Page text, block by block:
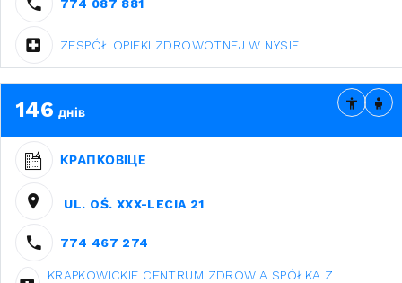
774 087 881
ZESPÓŁ OPIEKI ZDROWOTNEJ W NYSIE
146 днів
КРАПКОВІЦЕ
UL. OŚ. XXX-LECIA 21
774 467 274
KRAPKOWICKIE CENTRUM ZDROWIA SPÓŁKA Z